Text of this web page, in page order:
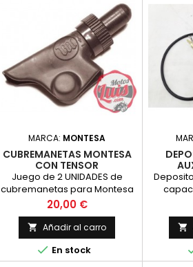
MARCA: MONTESA
CUBREMANETAS MONTESA
CON TENSOR
Juego de 2 UNIDADES de
cubremanetas para Montesa
Enduro, Cota y similares con
cubretensor extraible de
goma.
Precio
20,00 €
 Añadir al carro
 En stock
gasolina
